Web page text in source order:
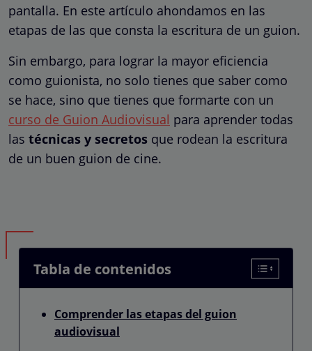
pantalla. En este artículo ahondamos en las
etapas de las que consta la escritura de un guion.
Sin embargo, para lograr la mayor eficiencia
como guionista, no solo tienes que saber como
se hace, sino que tienes que formarte con un
curso de Guion Audiovisual para aprender todas
las técnicas y secretos que rodean la escritura
de un buen guion de cine.
Tabla de contenidos
Comprender las etapas del guion
audiovisual